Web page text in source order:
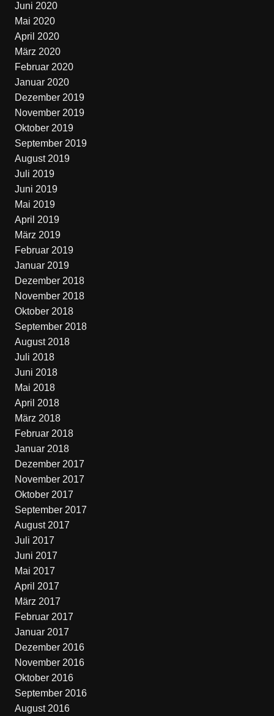
Juni 2020
Mai 2020
April 2020
März 2020
Februar 2020
Januar 2020
Dezember 2019
November 2019
Oktober 2019
September 2019
August 2019
Juli 2019
Juni 2019
Mai 2019
April 2019
März 2019
Februar 2019
Januar 2019
Dezember 2018
November 2018
Oktober 2018
September 2018
August 2018
Juli 2018
Juni 2018
Mai 2018
April 2018
März 2018
Februar 2018
Januar 2018
Dezember 2017
November 2017
Oktober 2017
September 2017
August 2017
Juli 2017
Juni 2017
Mai 2017
April 2017
März 2017
Februar 2017
Januar 2017
Dezember 2016
November 2016
Oktober 2016
September 2016
August 2016